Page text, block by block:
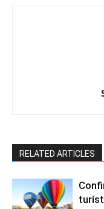
RELATED ARTICLES